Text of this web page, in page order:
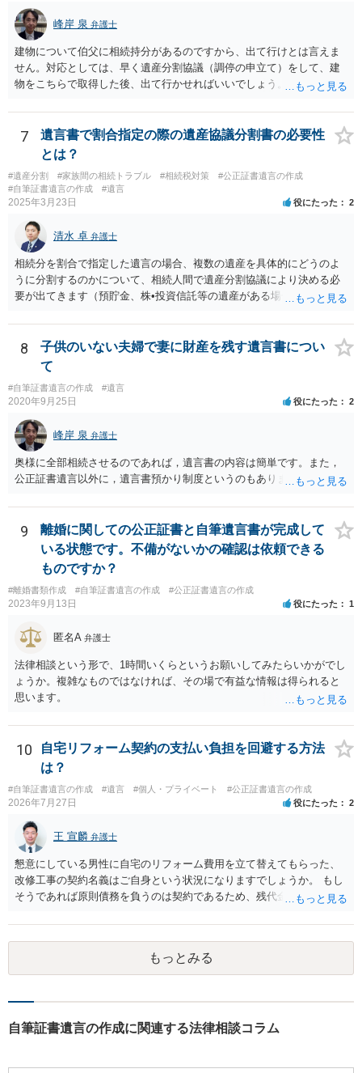
がありえますが、その予防方法は、遺言者と面談してみないと判断が
難しいです。
峰岸 泉 弁護士
建物について伯父に相続持分があるのですから、出て行けとは言えま
せん。対応としては、早く遺産分割協議（調停の申立て）をして、建
物をこちらで取得した後、出て行かせればいいでしょう。 建物の固定
っていない部分については請求すればいいと思います。 なお、家賃に
ついては、お父様自身が遺産分割手続をしなかったのですから、あき
らめるしかないと思います。
7
遺言書で割合指定の際の遺産協議分割書の必要性
とは？
#遺産分割 #家族間の相続トラブル #相続税対策
#公正証書遺言の作成
#自筆証書遺言の作成
#遺言
2025年3月23日 役にたった 2
清水 卓 弁護士
相続分を割合で指定した遺言の場合、複数の遺産を具体的にどうのよ
うに分割するのかについて、相続人間で遺産分割協議により決める必
要が出てきます（預貯金、株•投資信託等の遺産がある場合に、どの遺
投資信託は他の相続人にというような分け方をするのか等について
は、相続人間で遺産分割協議により決める必要があります）。
8
子供のいない夫婦で妻に財産を残す遺言書につい
て
#自筆証書遺言の作成 #遺言
2020年9月25日 役にたった 2
峰岸 泉 弁護士
奥様に全部相続させるのであれば，遺言書の内容は簡単です。また，
公正証書遺言以外に，遺言書預かり制度というのもあります。
9
離婚に関しての公正証書と自筆遺言書が完成して
いる状態です。不備がないかの確認は依頼できる
ものですか？
#離婚書類作成 #自筆証書遺言の作成 #公正証書遺言の作成
2023年9月13日 役にたった 1
匿名A 弁護士
法律相談という形で、1時間いくらというお願いしてみたらいかがでし
ょうか。複雑なものではなければ、その場で有益な情報は得られると
思います。
10
自宅リフォーム契約の支払い負担を回避する方法
は？
#自筆証書遺言の作成 #遺言 #個人・プライベート #公正証書遺言の作成
2026年7月27日 役にたった 2
王 宣麟 弁護士
懇意にしている男性に自宅のリフォーム費用を立て替えてもらった、
改修工事の契約名義はご自身という状況になりますでしょうか。 もし
そうであれば原則債務を負うのは契約であるため、残代金を捻出して
ます。 入籍した場合でも、原則契約者が単独で全ての債務を負うこと
には変わりがありません。 なかなか対応に難しい案件であり、公開の
場でアドバイスを行うのも限界があるように思われますので、資料等
を持参のうえ個別に弁護士に相談されることをお勧めします。
もっとみる
自筆証書遺言の作成に関連する法律相談コラム